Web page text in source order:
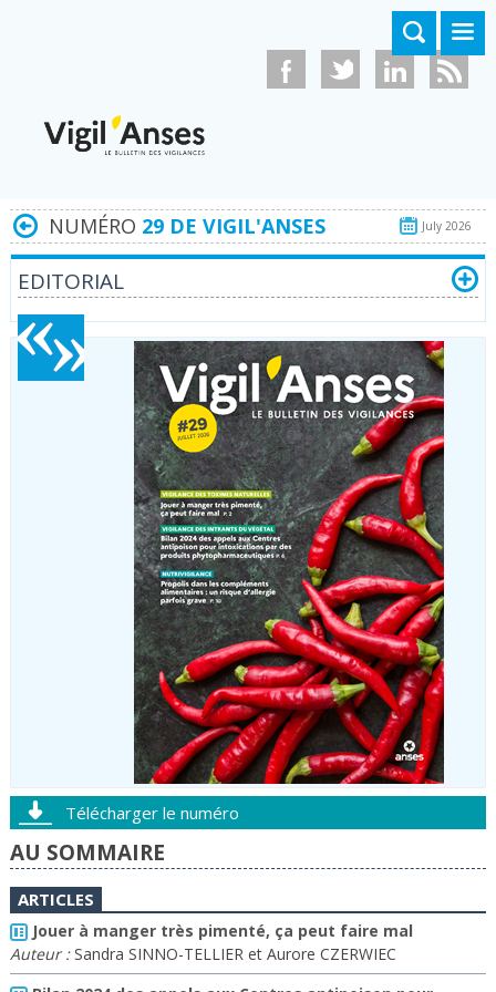
July 2026
NUMÉRO 29 DE VIGIL'ANSES
EDITORIAL
Télécharger le numéro
AU SOMMAIRE
ARTICLES
Jouer à manger très pimenté, ça peut faire mal
Auteur :Sandra SINNO-TELLIER et Aurore CZERWIEC